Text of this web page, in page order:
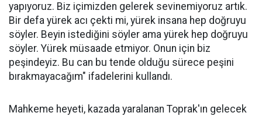
yapıyoruz. Biz içimizden gelerek sevinemiyoruz artık.
Bir defa yürek acı çekti mi, yürek insana hep doğruyu
söyler. Beyin istediğini söyler ama yürek hep doğruyu
söyler. Yürek müsaade etmiyor. Onun için biz
peşindeyiz. Bu can bu tende olduğu sürece peşini
bırakmayacağım" ifadelerini kullandı.
Mahkeme heyeti, kazada yaralanan Toprak'ın gelecek